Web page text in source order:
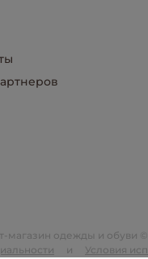
магазин одежды и обуви
и Условия